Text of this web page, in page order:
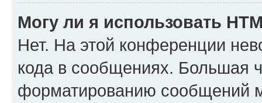
Могу ли я использовать
Нет. На этой конференции
кода в сообщениях. Большая
форматированию сообщений